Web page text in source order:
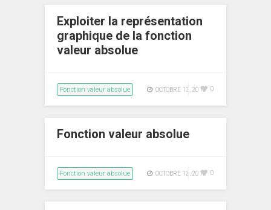
Exploiter la représentation
graphique de la fonction
valeur absolue
Fonction valeur absolue OCTOBRE 13, 2015 0
Fonction valeur absolue
Fonction valeur absolue OCTOBRE 13, 2015 0